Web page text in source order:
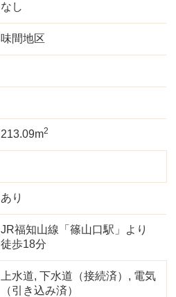
なし
味間地区
213.09m2
あり
JR福知山線「篠山口駅」より
徒歩18分
上水道, 下水道（接続済）, 電気
（引き込み済）